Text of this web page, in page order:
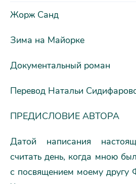
Жорж Санд
Зима на Майорке
Документальный роман
Перевод Натальи
ПРЕДИСЛОВИЕ АВТОРА
Датой написания
считать день, когда мною
с посвящением моему другу